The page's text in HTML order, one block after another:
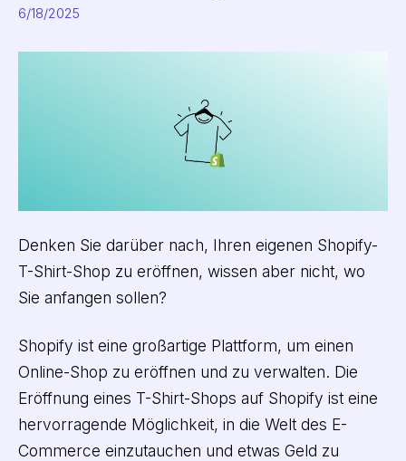
6/18/2025
Denken Sie darüber nach, Ihren eigenen Shopify-
T-Shirt-Shop zu eröffnen, wissen aber nicht, wo
Sie anfangen sollen?
Shopify ist eine großartige Plattform, um einen
Online-Shop zu eröffnen und zu verwalten. Die
Eröffnung eines T-Shirt-Shops auf Shopify ist eine
hervorragende Möglichkeit, in die Welt des E-
Commerce einzutauchen und etwas Geld zu